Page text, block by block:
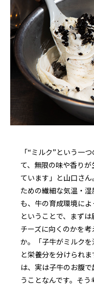
「“ミルク”という一
て、無限の味や香り
ています」と山口さ
ための繊細な気温・
も、牛の育成環境に
ということで、まず
チーズに向くのかを
か。「子牛がミルク
と栄養分を分けられ
は、実は子牛のお腹
うことなんです。そ